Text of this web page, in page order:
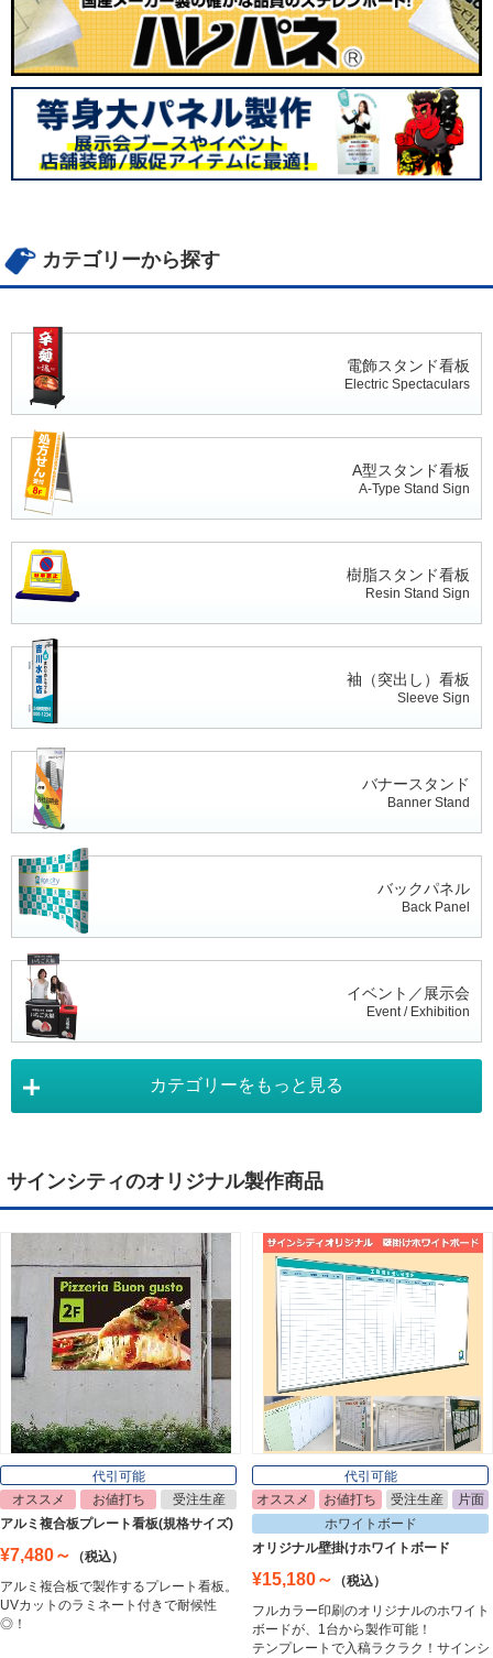
カテゴリーから探す
電飾スタンド看板
Electric Spectaculars
A型スタンド看板
A-Type Stand Sign
樹脂スタンド看板
Resin Stand Sign
袖（突出し）看板
Sleeve Sign
バナースタンド
Banner Stand
バックパネル
Back Panel
イベント／展示会
Event / Exhibition
Tapestry
ライトパネル
Light Panel
ポスターフレーム
Poster Frame
イーゼル
Easel
ホワイトボード
White Board
カテゴリーをもっと見る
サインシティのオリジナル製作商品
代引可能
オススメ
お値打ち
受注生産
アルミ複合板プレート看板(規格サイズ)
¥7,480～
（税込）
アルミ複合板で製作するプレート看板。
UVカットのラミネート付きで耐候性
◎！
代引可能
オススメ
お値打ち 受注生産
片面
ホワイトボード
オリジナル壁掛けホワイトボード
¥15,180～
（税込）
フルカラー印刷のオリジナルのホワイト
ボードが、1台から製作可能！
テンプレートで入稿ラクラク！サインシ